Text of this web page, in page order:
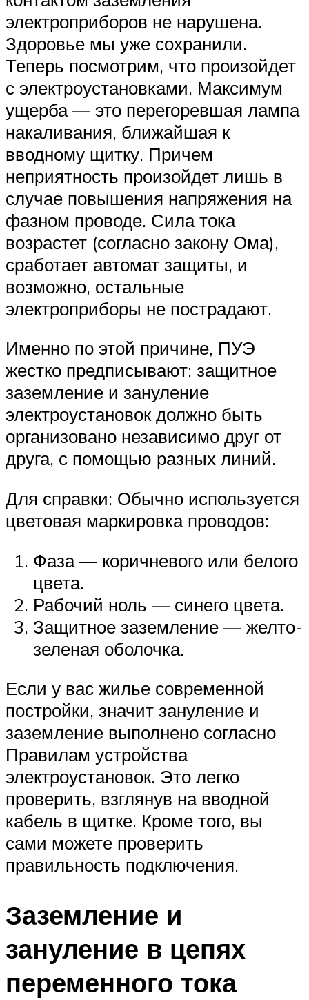
электроприборов не нарушена.
Здоровье мы уже сохранили.
Теперь посмотрим, что произойдет
с электроустановками. Максимум
ущерба — это перегоревшая лампа
накаливания, ближайшая к
вводному щитку. Причем
неприятность произойдет лишь в
случае повышения напряжения на
фазном проводе. Сила тока
возрастет (согласно закону Ома),
сработает автомат защиты, и
возможно, остальные
электроприборы не пострадают.
Именно по этой причине, ПУЭ
жестко предписывают: защитное
заземление и зануление
электроустановок должно быть
организовано независимо друг от
друга, с помощью разных линий.
Для справки: Обычно используется
цветовая маркировка проводов:
Фаза — коричневого или белого
цвета.
Рабочий ноль — синего цвета.
Защитное заземление — желто-
зеленая оболочка.
Если у вас жилье современной
постройки, значит зануление и
заземление выполнено согласно
Правилам устройства
электроустановок. Это легко
проверить, взглянув на вводной
кабель в щитке. Кроме того, вы
сами можете проверить
правильность подключения.
Заземление и
зануление в цепях
переменного тока